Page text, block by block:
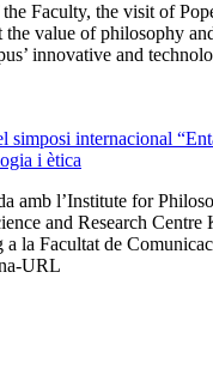
Faculty, the visit of
the value of philosophy
innovative and
simposi internacional
i ètica
amb l’Institute for
and Research Centre
la Facultat de
URL